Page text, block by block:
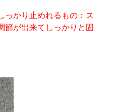
っかり止めれるもの：ス
節が出来てしっかりと固